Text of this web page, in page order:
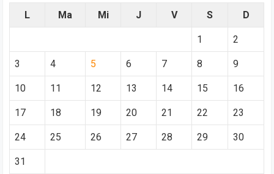
L Ma Mi J V S D
1 2
3 4 5 6 7 8 9
10 11 12 13 14 15 16
17 18 19 20 21 22 23
24 25 26 27 28 29 30
31